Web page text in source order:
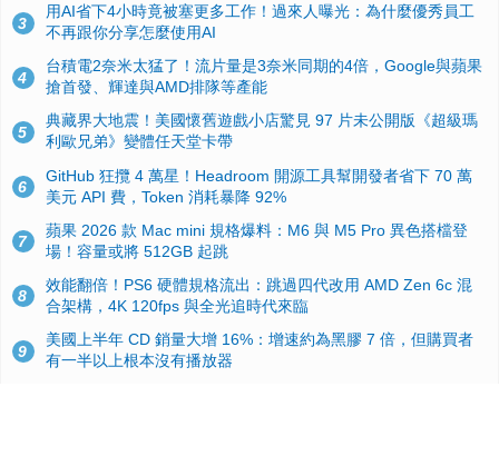
3
用AI省下4小時竟被塞更多工作！過來人曝光：為什麼優秀員工
不再跟你分享怎麼使用AI
4
台積電2奈米太猛了！流片量是3奈米同期的4倍，Google與蘋果
搶首發、輝達與AMD排隊等產能
5
典藏界大地震！美國懷舊遊戲小店驚見 97 片未公開版《超級瑪
利歐兄弟》變體任天堂卡帶
6
GitHub 狂攬 4 萬星！Headroom 開源工具幫開發者省下 70 萬
美元 API 費，Token 消耗暴降 92%
7
蘋果 2026 款 Mac mini 規格爆料：M6 與 M5 Pro 異色搭檔登
場！容量或將 512GB 起跳
8
效能翻倍！PS6 硬體規格流出：跳過四代改用 AMD Zen 6c 混
合架構，4K 120fps 與全光追時代來臨
9
美國上半年 CD 銷量大增 16%：增速約為黑膠 7 倍，但購買者
有一半以上根本沒有播放器